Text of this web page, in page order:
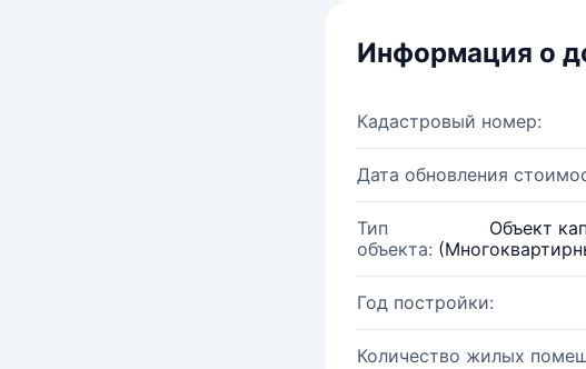
Информация о
Кадастровый номер:
Дата обновления
Тип
объекта:
Объект
Год постройки:
Количество жилых